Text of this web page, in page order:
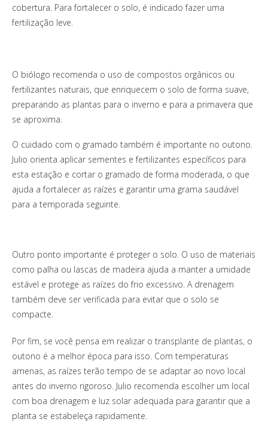
cobertura. Para fortalecer o solo, é indicado fazer uma
fertilização leve.
O biólogo recomenda o uso de compostos orgânicos ou
fertilizantes naturais, que enriquecem o solo de forma suave,
preparando as plantas para o inverno e para a primavera que
se aproxima.
O cuidado com o gramado também é importante no outono.
Julio orienta aplicar sementes e fertilizantes específicos para
esta estação e cortar o gramado de forma moderada, o que
ajuda a fortalecer as raízes e garantir uma grama saudável
para a temporada seguinte.
Outro ponto importante é proteger o solo. O uso de materiais
como palha ou lascas de madeira ajuda a manter a umidade
estável e protege as raízes do frio excessivo. A drenagem
também deve ser verificada para evitar que o solo se
compacte.
Por fim, se você pensa em realizar o transplante de plantas, o
outono é a melhor época para isso. Com temperaturas
amenas, as raízes terão tempo de se adaptar ao novo local
antes do inverno rigoroso. Julio recomenda escolher um local
com boa drenagem e luz solar adequada para garantir que a
planta se estabeleça rapidamente.